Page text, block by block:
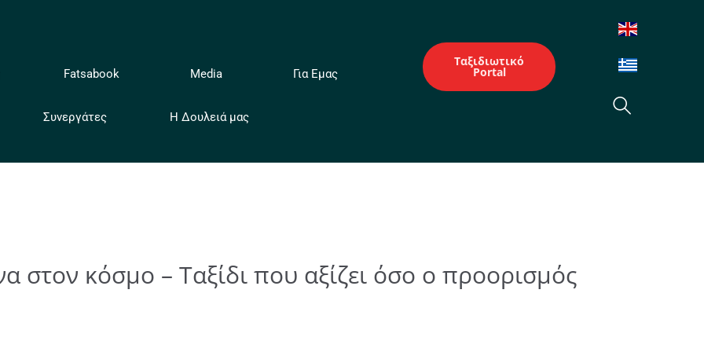
Fatsabook Media Για Εμας
Συνεργάτες Η Δουλειά μας
Ταξιδιωτικό
Portal
στον κόσμο – Ταξίδι που αξίζει όσο ο προορισμός